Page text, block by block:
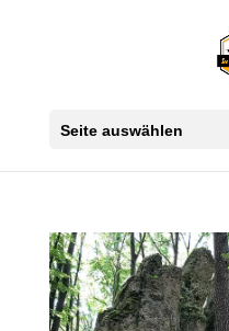
Seite auswählen